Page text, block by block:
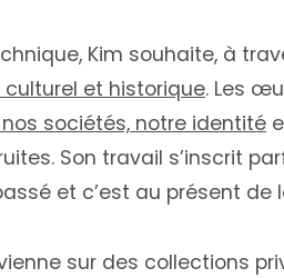
Kim souhaite, à
et historique. Les
sociétés, notre identité
Son travail s’inscrit
et c’est au présent de
sur des collections